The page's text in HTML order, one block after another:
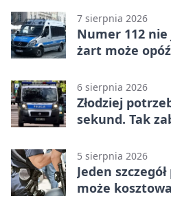
7 sierpnia 2026
Numer 112
żart może
6 sierpnia 2026
Złodziej
sekund. Tak
5 sierpnia 2026
Jeden
może